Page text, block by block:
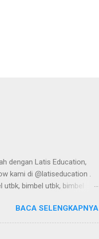
dengan Latis Education,
kami di @latiseducation .
bimbel utbk, bimbel
utbk, bimbel utbk, bimbel
utbk, bimbel utbk,
bimbel utbk, bimbel
BACA SELENGKAPNYA